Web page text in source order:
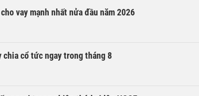
vay mạnh nhất nửa đầu năm 2026
chia cổ tức ngay trong tháng 8